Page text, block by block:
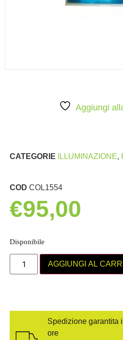
Aggiungi
CATEGORIE ILLUMINAZIONE,
COD COL1554
€95,00
Disponibile
AGGIUNGI AL
Spedizione garantita
ore